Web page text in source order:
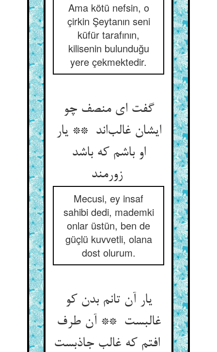
Ama kötü nefsin, o
çirkin Şeytanın seni
küfür tarafının,
kilisenin bulunduğu
yere çekmektedir.
گفت ای منصف چو
ایشان غالب‌اند ** یار
او باشم که باشد
زورمند
Mecusi, ey insaf
sahibi dedi, mademki
onlar üstün, ben de
güçlü kuvvetli, olana
dost olurum.
یار آن تانم بدن کو
غالبست ** آن طرف
افتم که غالب جاذبست